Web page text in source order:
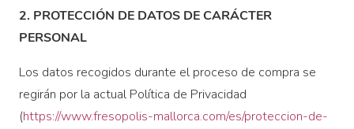
2. PROTECCIÓN DE DATOS DE CARÁCTER
PERSONAL
Los datos recogidos durante el proceso de compra se
regirán por la actual Política de Privacidad
(https://www.fresopolis-mallorca.com/es/proteccion-de-